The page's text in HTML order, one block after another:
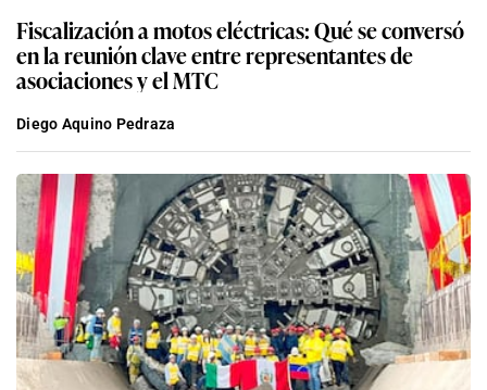
Fiscalización a motos eléctricas: Qué se conversó
en la reunión clave entre representantes de
asociaciones y el MTC
Diego Aquino Pedraza